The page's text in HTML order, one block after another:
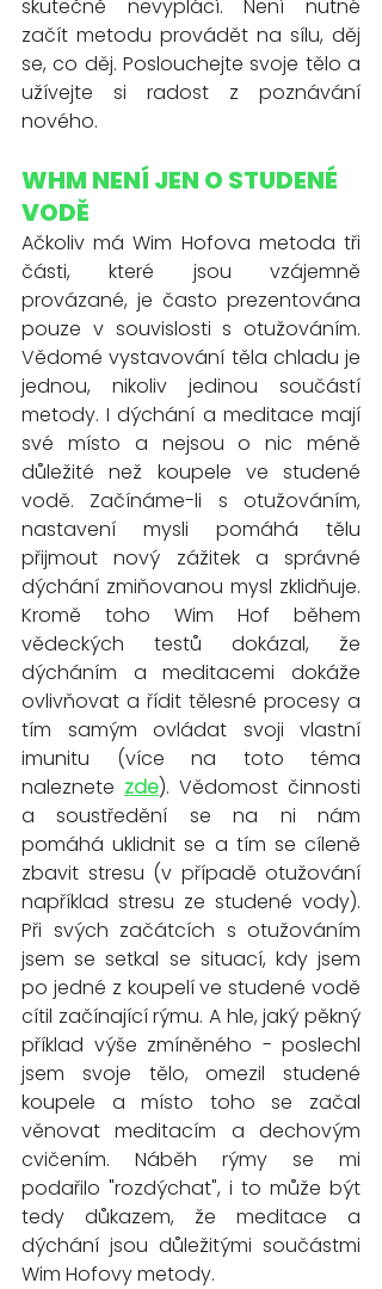
skutečně nevyplácí. Není nutné
začít metodu provádět na sílu, děj
se, co děj. Poslouchejte svoje tělo a
užívejte si radost z poznávání
nového.
WHM NENÍ JEN O STUDENÉ
VODĚ
Ačkoliv má Wim Hofova metoda tři
části, které jsou vzájemně
provázané, je často prezentována
pouze v souvislosti s otužováním.
Vědomé vystavování těla chladu je
jednou, nikoliv jedinou součástí
metody. I dýchání a meditace mají
své místo a nejsou o nic méně
důležité než koupele ve studené
vodě. Začínáme-li s otužováním,
nastavení mysli pomáhá tělu
přijmout nový zážitek a správné
dýchání zmiňovanou mysl zklidňuje.
Kromě toho Wim Hof během
vědeckých testů dokázal, že
dýcháním a meditacemi dokáže
ovlivňovat a řídit tělesné procesy a
tím samým ovládat svoji vlastní
imunitu (více na toto téma
naleznete zde). Vědomost činnosti
a soustředění se na ni nám
pomáhá uklidnit se a tím se cíleně
zbavit stresu (v případě otužování
například stresu ze studené vody).
Při svých začátcích s otužováním
jsem se setkal se situací, kdy jsem
po jedné z koupelí ve studené vodě
cítil začínající rýmu. A hle, jaký pěkný
příklad výše zmíněného - poslechl
jsem svoje tělo, omezil studené
koupele a místo toho se začal
věnovat meditacím a dechovým
cvičením. Náběh rýmy se mi
podařilo "rozdýchat", i to může být
tedy důkazem, že meditace a
dýchání jsou důležitými součástmi
Wim Hofovy metody.